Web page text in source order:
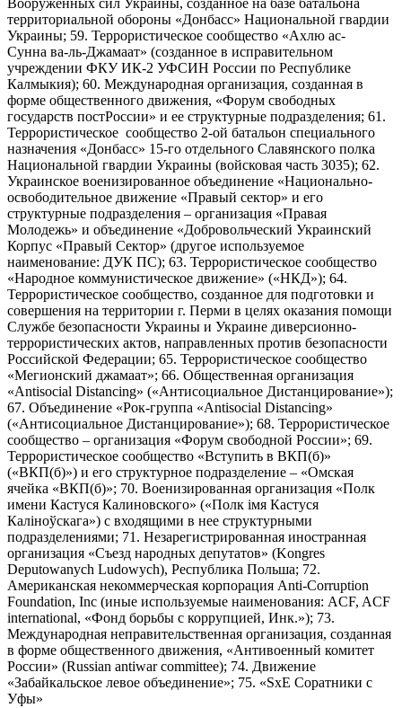
Вооруженных сил Украины, созданное на базе батальона
территориальной обороны «Донбасс» Национальной гвардии
Украины; 59. Террористическое сообщество «Ахлю ас-
Сунна ва-ль-Джамаат» (созданное в исправительном
учреждении ФКУ ИК-2 УФСИН России по Республике
Калмыкия); 60. Международная организация, созданная в
форме общественного движения, «Форум свободных
государств постРоссии» и ее структурные подразделения; 61.
Террористическое сообщество 2-ой батальон специального
назначения «Донбасс» 15-го отдельного Славянского полка
Национальной гвардии Украины (войсковая часть 3035); 62.
Украинское военизированное объединение «Национально-
освободительное движение «Правый сектор» и его
структурные подразделения – организация «Правая
Молодежь» и объединение «Добровольческий Украинский
Корпус «Правый Сектор» (другое используемое
наименование: ДУК ПС); 63. Террористическое сообщество
«Народное коммунистическое движение» («НКД»); 64.
Террористическое сообщество, созданное для подготовки и
совершения на территории г. Перми в целях оказания помощи
Службе безопасности Украины и Украине диверсионно-
террористических актов, направленных против безопасности
Российской Федерации; 65. Террористическое сообщество
«Мегионский джамаат»; 66. Общественная организация
«Antisocial Distancing» («Антисоциальное Дистанцирование»);
67. Объединение «Рок-группа «Antisocial Distancing»
(«Антисоциальное Дистанцирование»); 68. Террористическое
сообщество – организация «Форум свободной России»; 69.
Террористическое сообщество «Вступить в ВКП(б)»
(«ВКП(б)») и его структурное подразделение – «Омская
ячейка «ВКП(б)»; 70. Военизированная организация «Полк
имени Кастуся Калиновского» («Полк iмя Кастуся
Калiноўскага») с входящими в нее структурными
подразделениями; 71. Незарегистрированная иностранная
организация «Съезд народных депутатов» (Kongres
Deputowanych Ludowych), Республика Польша; 72.
Американская некоммерческая корпорация Anti-Corruption
Foundation, Inc (иные используемые наименования: ACF, ACF
international, «Фонд борьбы с коррупцией, Инк.»); 73.
Международная неправительственная организация, созданная
в форме общественного движения, «Антивоенный комитет
России» (Russian antiwar committee); 74. Движение
«Забайкальское левое объединение»; 75. «SxE Соратники с
Уфы»